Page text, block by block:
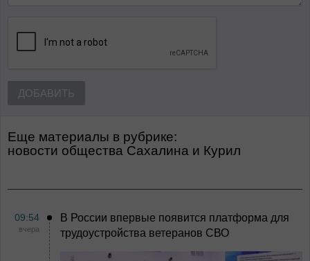
ДОБАВИТЬ
Еще материалы в рубрике:
Новости общества Сахалина и Курил
09:54
вчера
В России впервые появится платформа для
трудоустройства ветеранов СВО